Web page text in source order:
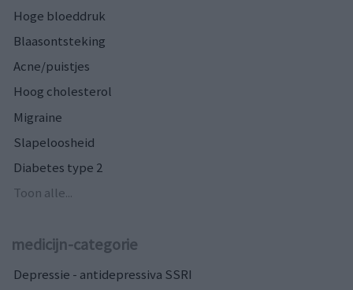
Hoge bloeddruk
Blaasontsteking
Acne/puistjes
Hoog cholesterol
Migraine
Slapeloosheid
Diabetes type 2
Toon alle...
medicijn-categorie
Depressie - antidepressiva SSRI